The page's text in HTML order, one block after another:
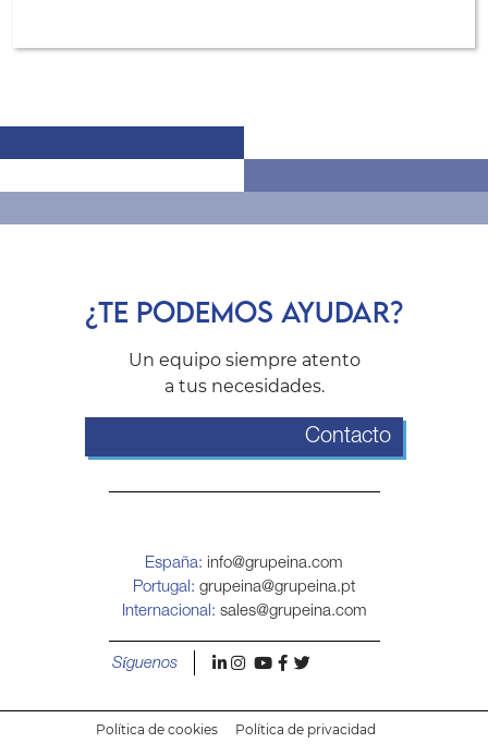
¿TE PODEMOS AYUDAR?
Un equipo siempre atento
a tus necesidades.
Contacto
España: info@grupeina.com
Portugal: grupeina@grupeina.pt
Internacional: sales@grupeina.com
Síguenos i y f t
Política de cookies Política de privacidad